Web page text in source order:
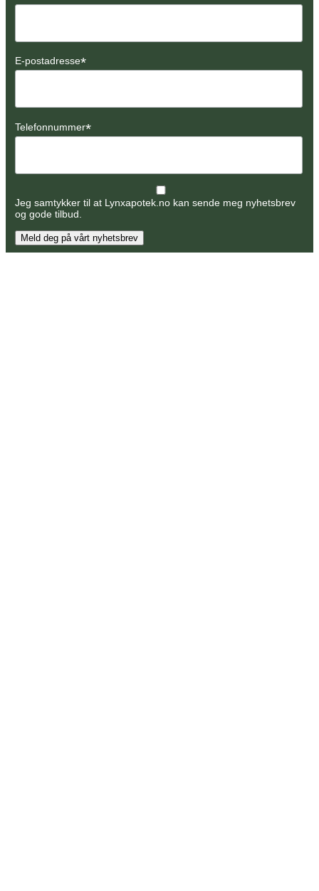
E-postadresse*
Telefonnummer*
Jeg samtykker til at Lynxapotek.no kan sende meg nyhetsbrev
og gode tilbud.
Meld deg på vårt nyhetsbrev